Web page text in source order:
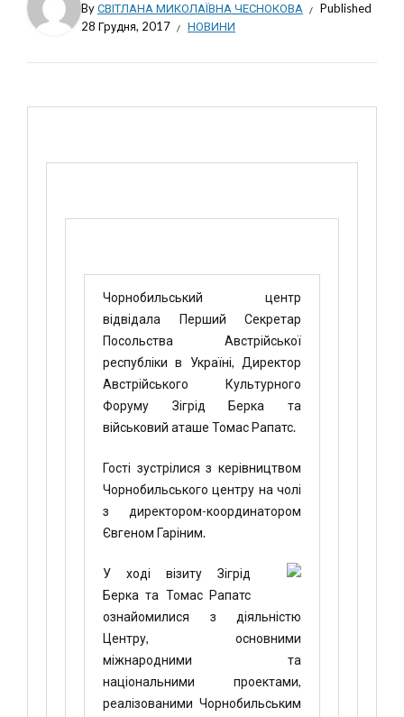
ByСВІТЛАНА МИКОЛАЇВНА ЧЕСНОКОВА
Published
28 Грудня, 2017
НОВИНИ
Чорнобильський центр
відвідала Перший Секретар
Посольства Австрійської
республіки в Україні, Директор
Австрійського Культурного
Форуму Зігрід Берка та
військовий аташе Томас Рапатс.
Гості зустрілися з керівництвом
Чорнобильського центру на чолі
з директором-координатором
Євгеном Гаріним.
У ході візиту Зігрід
Берка та Томас Рапатс
ознайомилися з діяльністю
Центру, основними
міжнародними та
національними проектами,
реалізованими Чорнобильським